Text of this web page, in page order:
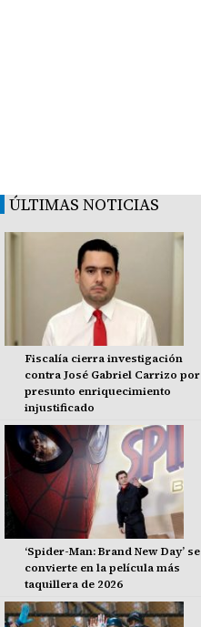
ÚLTIMAS NOTICIAS
Fiscalía cierra investigación
contra José Gabriel Carrizo por
presunto enriquecimiento
injustificado
‘Spider-Man: Brand New Day’ se
convierte en la película más
taquillera de 2026